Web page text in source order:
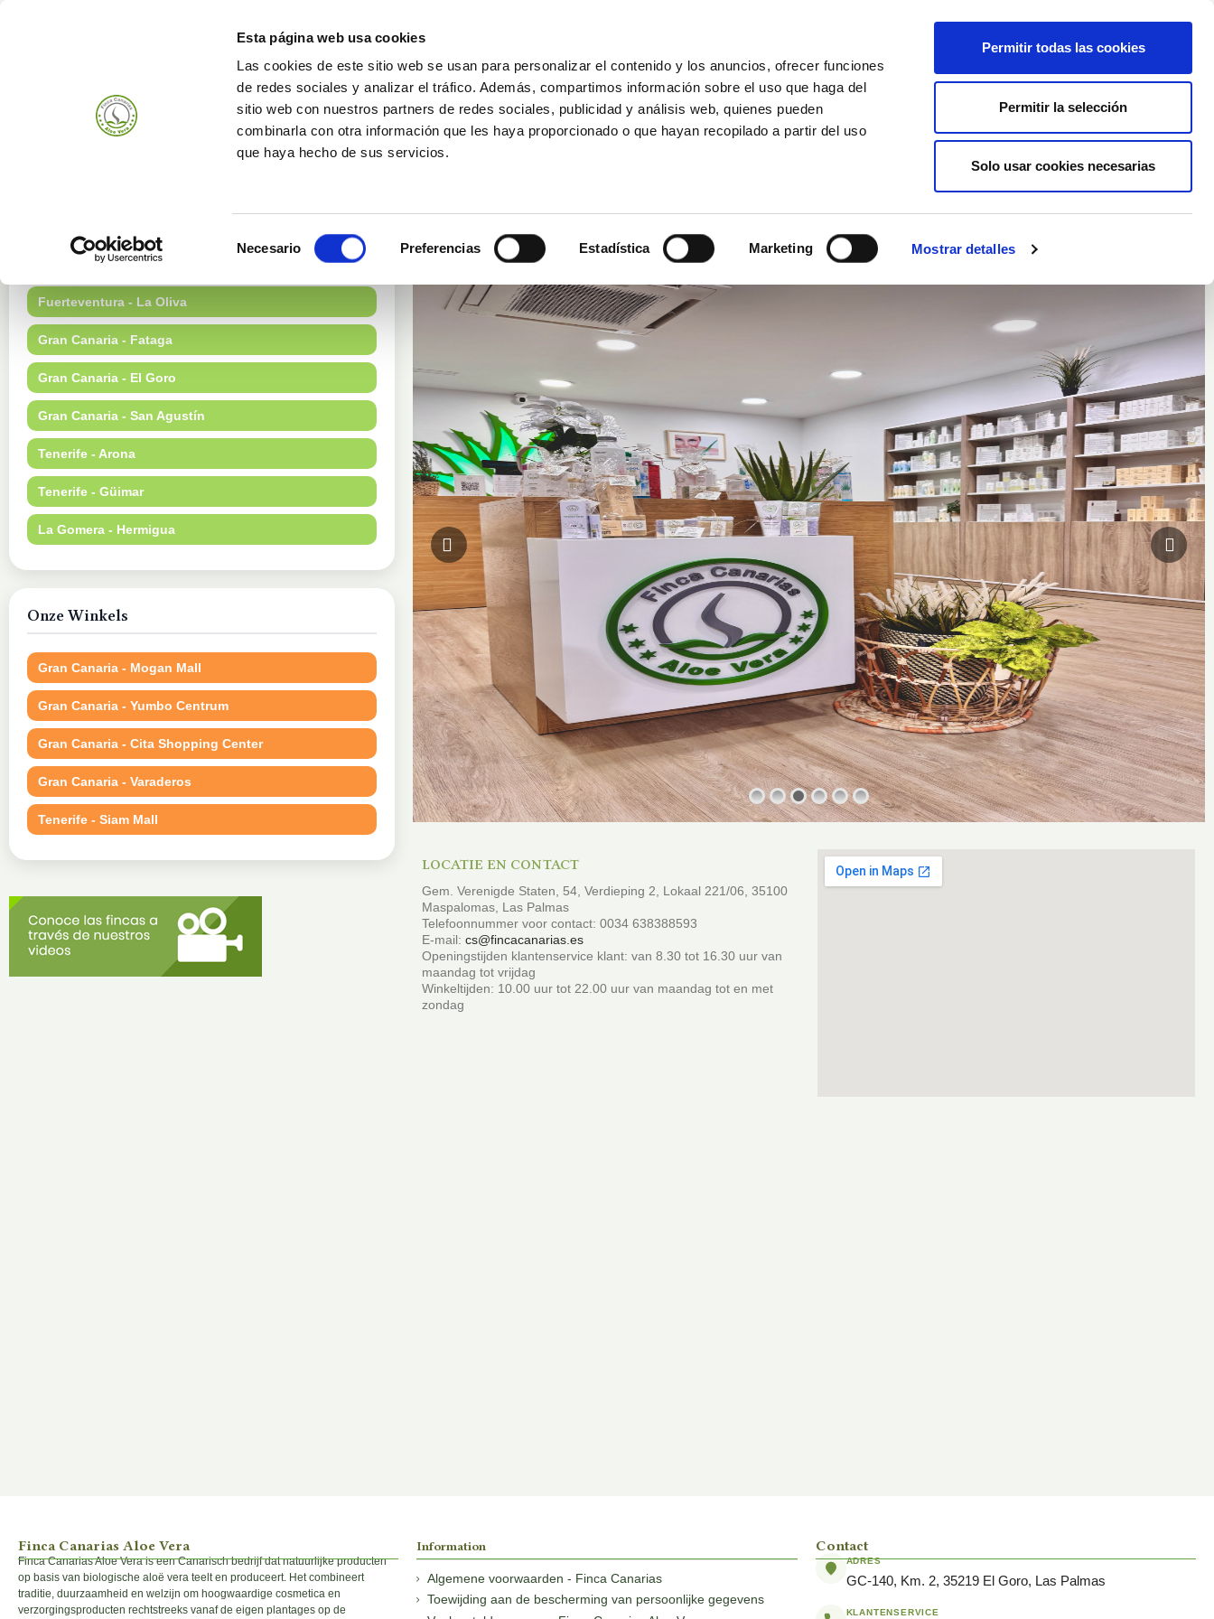
Esta página web usa cookies
Las cookies de este sitio web se usan para personalizar el contenido y los anuncios, ofrecer funciones
de redes sociales y analizar el tráfico. Además, compartimos información sobre el uso que haga del
sitio web con nuestros partners de redes sociales, publicidad y análisis web, quienes pueden
combinarla con otra información que les haya proporcionado o que hayan recopilado a partir del uso
que haya hecho de sus servicios.
Necesario Preferencias Estadística Marketing Mostrar detalles
Permitir todas las cookies
Permitir la selección
Solo usar cookies necesarias
Produits Bedrijf Bezoek reserveren DAKAR FOR LIFE
Inloggen
Fuerteventura - Gran Tarajal
Fuerteventura - La Oliva
Gran Canaria - Fataga
Gran Canaria - El Goro
Gran Canaria - San Agustín
Tenerife - Arona
Tenerife - Güimar
La Gomera - Hermigua
Onze Winkels
Gran Canaria - Mogan Mall
Gran Canaria - Yumbo Centrum
Gran Canaria - Cita Shopping Center
Gran Canaria - Varaderos
Tenerife - Siam Mall
LOCATIE EN CONTACT
Gem. Verenigde Staten, 54, Verdieping 2, Lokaal 221/06, 35100
Maspalomas, Las Palmas
Telefoonnummer voor contact: 0034 638388593
E-mail: cs@fincacanarias.es
Openingstijden klantenservice klant: van 8.30 tot 16.30 uur van
maandag tot vrijdag
Winkeltijden: 10.00 uur tot 22.00 uur van maandag tot en met
zondag
Finca Canarias Aloe Vera
Finca Canarias Aloe Vera is een Canarisch bedrijf dat natuurlijke producten
op basis van biologische aloë vera teelt en produceert. Het combineert
traditie, duurzaamheid en welzijn om hoogwaardige cosmetica en
verzorgingsproducten rechtstreeks vanaf de eigen plantages op de
Information
Algemene voorwaarden - Finca Canarias
Toewijding aan de bescherming van persoonlijke gegevens
Contact
ADRES
GC-140, Km. 2, 35219 El Goro, Las Palmas
KLANTENSERVICE